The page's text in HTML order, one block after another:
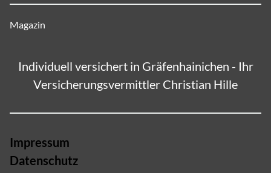
Magazin
Individuell versichert in Gräfenhainichen - Ihr
Versicherungsvermittler Christian Hille
Impressum
Datenschutz